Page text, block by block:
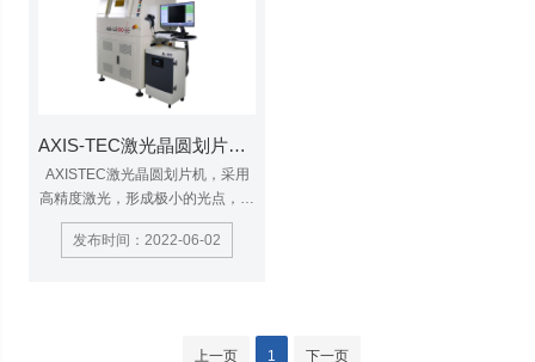
AXIS-TEC激光晶圆划片机AX-LS100
AXISTEC激光晶圆划片机，采用
高精度激光，形成极小的光点，因
其非接触式加工，对工件本身无机
械冲压力，工件不易变形，且热影
发布时间：2022-06-02
上一页 1 下一页